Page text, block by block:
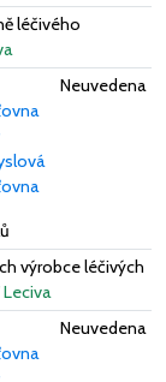
léčivého
Neuvedena
výrobce léčivých
Neuvedena